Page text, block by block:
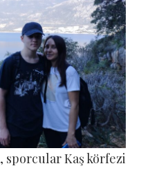
, sporcular Kaş körfezi